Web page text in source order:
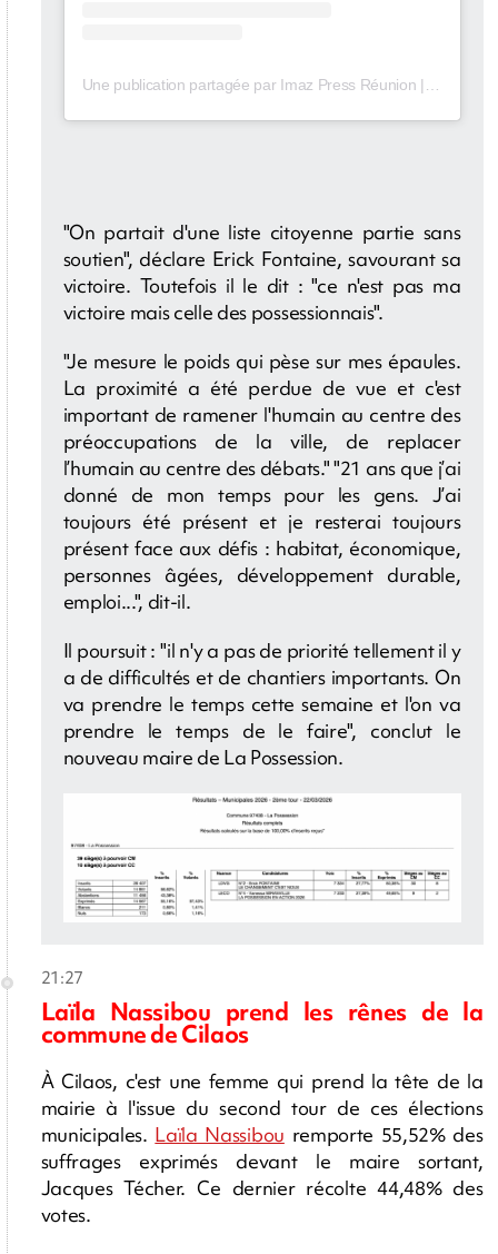
"On partait d'une liste citoyenne partie sans
soutien", déclare Erick Fontaine, savourant sa
victoire. Toutefois il le dit : "ce n'est pas ma
victoire mais celle des possessionnais".
"Je mesure le poids qui pèse sur mes épaules.
La proximité a été perdue de vue et c'est
important de ramener l'humain au centre des
préoccupations de la ville, de replacer
l’humain au centre des débats." "21 ans que j’ai
donné de mon temps pour les gens. J’ai
toujours été présent et je resterai toujours
présent face aux défis : habitat, économique,
personnes âgées, développement durable,
emploi...", dit-il.
Il poursuit : "il n'y a pas de priorité tellement il y
a de difficultés et de chantiers importants. On
va prendre le temps cette semaine et l'on va
prendre le temps de le faire", conclut le
nouveau maire de La Possession.
21:27
Laïla Nassibou prend les rênes de la
commune de Cilaos
À Cilaos, c'est une femme qui prend la tête de la
mairie à l'issue du second tour de ces élections
municipales. Laïla Nassibou remporte 55,52% des
suffrages exprimés devant le maire sortant,
Jacques Técher. Ce dernier récolte 44,48% des
votes.